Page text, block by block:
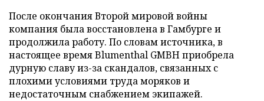
После окончания Второй мировой войны
компания была восстановлена в Гамбурге и
продолжила работу. По словам источника, в
настоящее время Blumenthal GMBH приобрела
дурную славу из-за скандалов, связанных с
плохими условиями труда моряков и
недостаточным снабжением экипажей.